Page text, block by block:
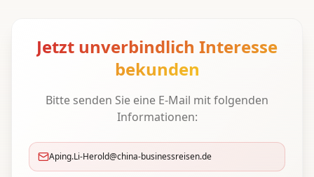
Jetzt unverbindlich Interesse
bekunden
Bitte senden Sie eine E-Mail mit folgenden
Informationen:
Aping.Li-Herold@china-businessreisen.de